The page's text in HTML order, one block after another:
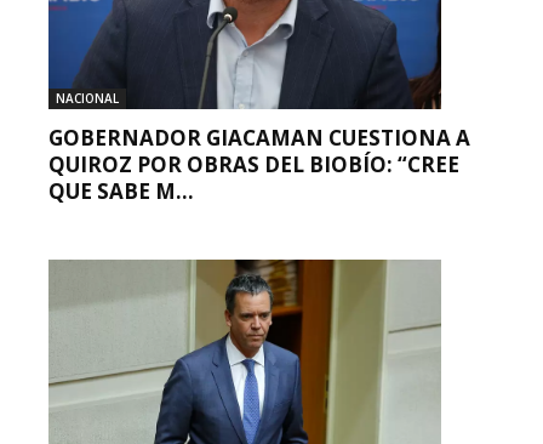
NACIONAL
GOBERNADOR GIACAMAN CUESTIONA A
QUIROZ POR OBRAS DEL BIOBÍO: “CREE
QUE SABE M...